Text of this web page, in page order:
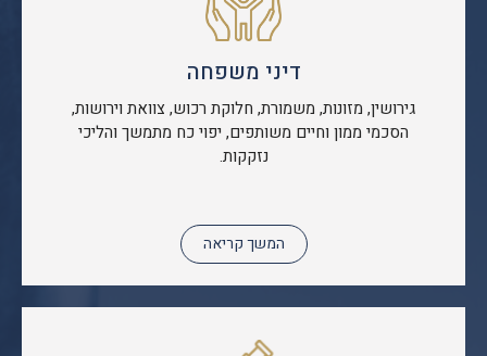
דיני משפחה
גירושין, מזונות, משמורת, חלוקת רכוש, צוואת וירושות,
הסכמי ממון וחיים משותפים, יפוי כח מתמשך והליכי
נזקקות.
המשך קריאה